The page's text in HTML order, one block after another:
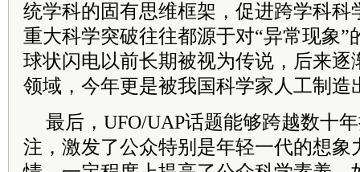
统学科的固有思维框架，促进跨学科科
重大科学突破往往都源于对“异常现象”
球状闪电以前长期被视为传说，后来逐
领域，今年更是被我国科学家人工制造
最后，UFO/UAP话题能够跨越数十
注，激发了公众特别是年轻一代的想象